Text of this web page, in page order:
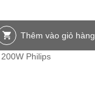
Thêm vào giỏ hàng
Philips